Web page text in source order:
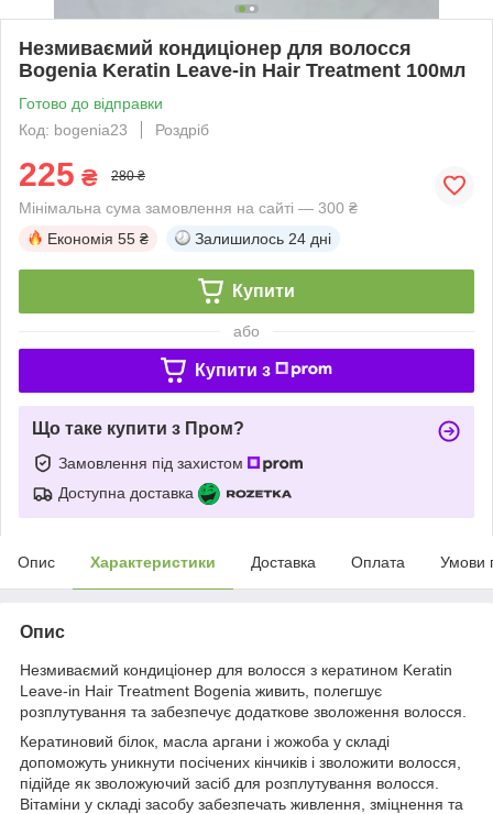
Незмиваємий кондиціонер для волосся
Bogenia Keratin Leave-in Hair Treatment 100мл
Готово до відправки
Код: bogenia23
Роздріб
225 ₴ 280 ₴
Мінімальна сума замовлення на сайті — 300 ₴
Економія 55 ₴ Залишилось 24 дні
Купити
або
Купити з
Що таке купити з Пром?
Замовлення під захистом
Доступна доставка
Опис Характеристики Доставка Оплата Умови
Опис
Незмиваємий кондиціонер для волосся з кератином Keratin
Leave-in Hair Treatment Bogenia живить, полегшує
розплутування та забезпечує додаткове зволоження волосся.
Кератиновий білок, масла аргани і жожоба у складі
допоможуть уникнути посічених кінчиків і зволожити волосся,
підійде як зволожуючий засіб для розплутування волосся.
Вітаміни у складі засобу забезпечать живлення, зміцнення та